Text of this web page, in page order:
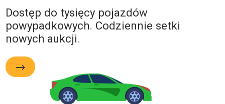
Dostęp do tysięcy pojazdów
powypadkowych. Codziennie setki
nowych aukcji.